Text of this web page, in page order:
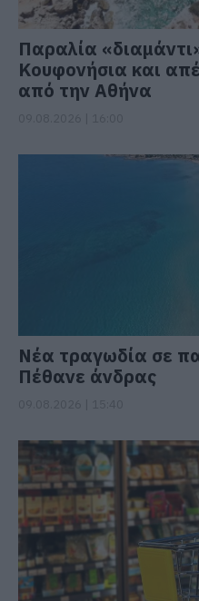
Παραλία
Κουφονήσια και
από την Αθήνα
Νέα τραγωδία σε
Πέθανε άνδρας